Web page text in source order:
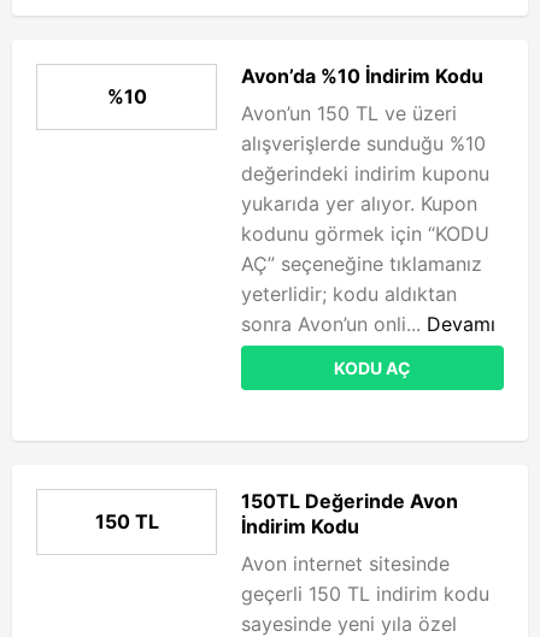
%10
Avon’da %10 İndirim Kodu
Avon’un 150 TL ve üzeri
alışverişlerde sunduğu %10
değerindeki indirim kuponu
yukarıda yer alıyor. Kupon
kodunu görmek için “KODU
AÇ” seçeneğine tıklamanız
yeterlidir; kodu aldıktan
sonra Avon’un onli... Devamı
KODU AÇ
150 TL
150TL Değerinde Avon
İndirim Kodu
Avon internet sitesinde
geçerli 150 TL indirim kodu
sayesinde yeni yıla özel